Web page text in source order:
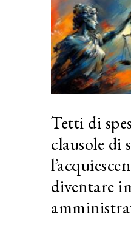
Tetti di
clausole di
diventare